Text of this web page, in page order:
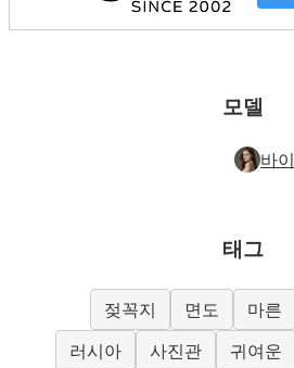
모델
바이
태그
젖꼭지 면도 마른
러시아
사진관 귀여운